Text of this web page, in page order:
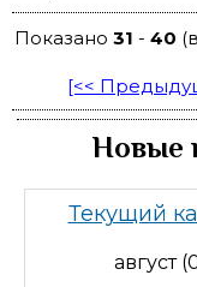
Показано 31 - 40
[<<
Новые
Текущий
август